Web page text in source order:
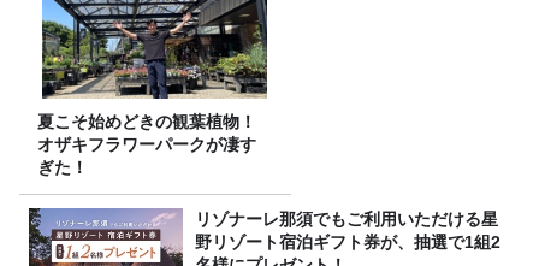
夏こそ始めどきの観葉植物！
オザキフラワーパークが凄す
ぎた！
リゾナーレ那須でもご利用いただける星
野リゾート宿泊ギフト券が、抽選で1組2